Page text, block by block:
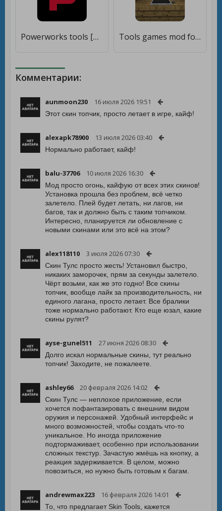
Powerworks tools [Unlocked] Tools games mod for mcpe [Много денег]
Комментарии:
aunmoon230 16 июля 2026 19:51
Этот скин топчик, просто летает в игре, кайф!
alexapk78900 13 июля 2026 03:40
Нормально работает, кайф!
balu-37706 10 июля 2026 16:30
Мод просто огонь, кайфую от всех этих скинов!
Установка прошла без проблем, всё четко
залетело. Плей будет летать, ни лагов, ни
багов, так и должно быть с таким топчиком.
Интересно, планируется ли обновление с
новыми скинами или это всё на этом?
alex118110 3 июля 2026 07:30
Скин Тулс просто жесть! Установил быстро,
никаких заморочек, прям за секунды залетело.
Чёрт возьми, как же это годно! Все скины
топчик, вообще лайк за производительность, ни
единого лагана, просто летает. Все бралики
тоже нормально работают. Кто еще юзал, какие
скины рулят?
ayse-gunel511 27 июня 2026 08:30
Долго искал нормальные скины, тут реально
топчик! Заходите, не пожалеете.
ashley66 20 февраля 2026 14:02
Скин Тулс — неплохое приложение, если
хочется пофантазировать с внешним видом
оружия и персонажей. Удобный интерфейс и
много возможностей, чтобы создать что-то
уникальное. Но иногда приложение
подтормаживает, особенно при использовании
сложных текстур. Зачастую жмёшь на кнопку, а
реакция задерживается. В целом, можно
повозиться, но нужно быть готовым к багам.
andrewmax223 16 февраля 2026 14:01
То, что предлагает Skin Tools, кажется